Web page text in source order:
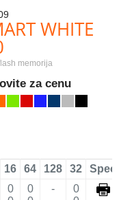
WHITE
memorija
za cenu
16 64 128 32
Spec
0
0
-
0